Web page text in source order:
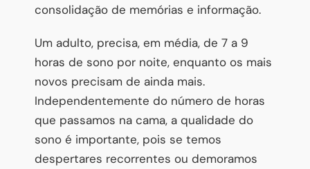
consolidação de memórias e informação.
Um adulto, precisa, em média, de 7 a 9
horas de sono por noite, enquanto os mais
novos precisam de ainda mais.
Independentemente do número de horas
que passamos na cama, a qualidade do
sono é importante, pois se temos
despertares recorrentes ou demoramos